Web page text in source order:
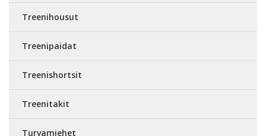
Treenihousut
Treenipaidat
Treenishortsit
Treenitakit
Turvamiehet